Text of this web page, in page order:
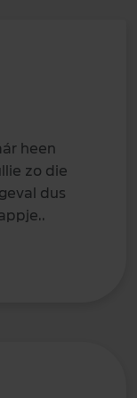
heen
zo die
dus